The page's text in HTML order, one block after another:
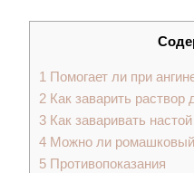
1 Помогает ли при
2 Как заварить раствор
3 Как заваривать
4 Можно ли
5 Противопоказания